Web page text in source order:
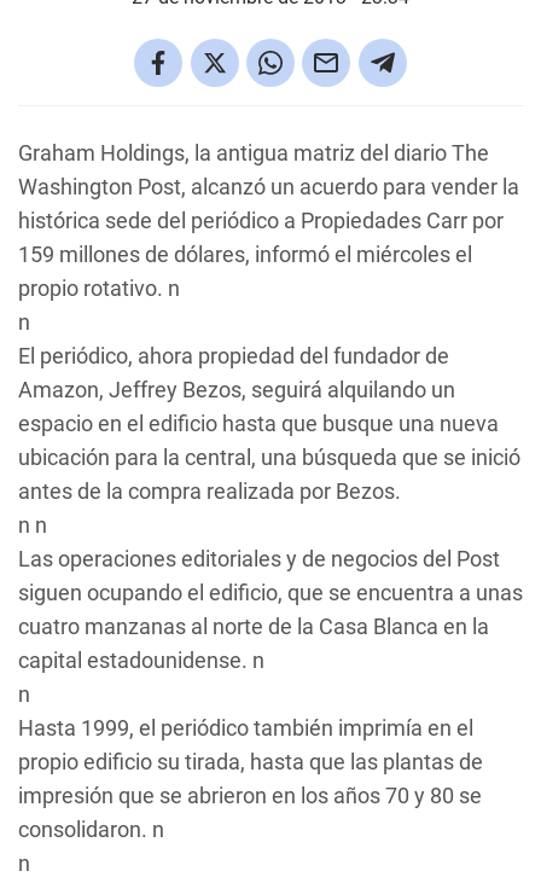
Graham Holdings, la antigua matriz del diarioThe
Washington Post, alcanzó un acuerdo para vender la
histórica sede del periódico a Propiedades Carr por
159 millones de dólares, informó el miércoles el
propio rotativo. n
n
El periódico, ahora propiedad del fundador de
Amazon, Jeffrey Bezos, seguirá alquilando un
espacio en el edificio hasta que busque una nueva
ubicación para la central, una búsqueda que se inició
antes de la compra realizada por Bezos.
n n
Las operaciones editoriales y de negocios del Post
siguen ocupando el edificio, que se encuentra a unas
cuatro manzanas al norte de la Casa Blanca en la
capital estadounidense. n
n
Hasta 1999, el periódico también imprimía en el
propio edificio su tirada, hasta que las plantas de
impresión que se abrieron en los años 70 y 80 se
consolidaron. n
n